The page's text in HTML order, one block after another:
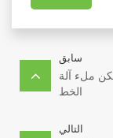
سابق
ملء آلة
الخط
التالي